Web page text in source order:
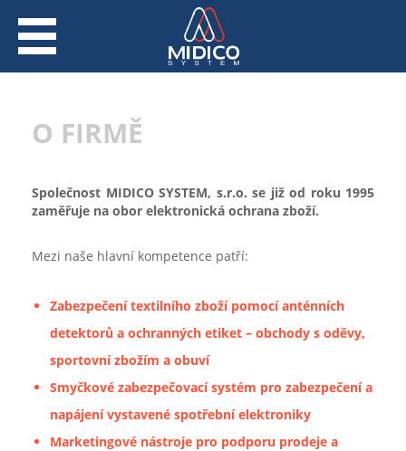
O FIRMĚ
Společnost MIDICO SYSTEM, s.r.o. se již od roku 1995
zaměřuje na obor elektronická ochrana zboží.
Mezi naše hlavní kompetence patří:
Zabezpečení textilního zboží pomocí anténních
detektorů a ochranných etiket – obchody s oděvy,
sportovní zbožím a obuví
Smyčkové zabezpečovací systém pro zabezpečení a
napájení vystavené spotřební elektroniky
Marketingové nástroje pro podporu prodeje a